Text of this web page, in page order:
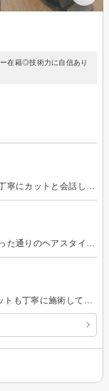
在籍◎技術力に自信あり